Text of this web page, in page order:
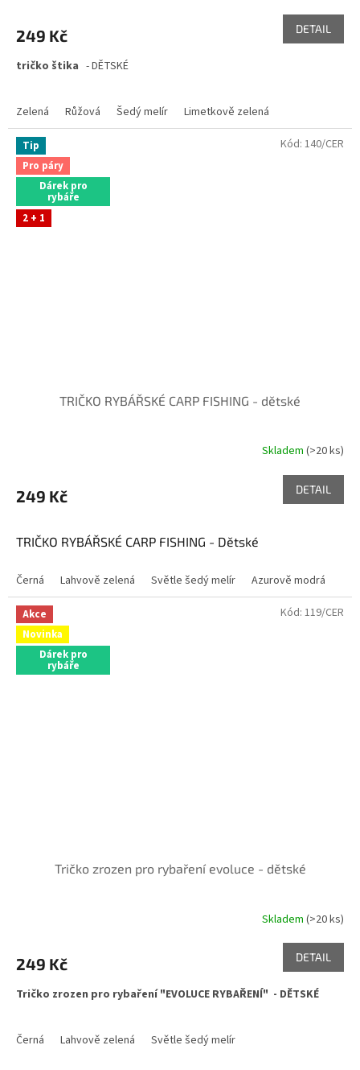
249 Kč DETAIL
tričko štika - DĚTSKÉ
Zelená Růžová Šedý melír Limetkově zelená
Tip
Pro páry
Dárek pro
rybáře
2 + 1
TRIČKO RYBÁŘSKÉ CARP FISHING - dětské
Skladem (>20 ks)
249 Kč DETAIL
TRIČKO RYBÁŘSKÉ CARP FISHING - Dětské
Černá Lahvově zelená Světle šedý melír Azurově modrá
Kód: 140/CER
Akce
Novinka
Dárek pro
rybáře
Tričko zrozen pro rybaření evoluce - dětské
Skladem (>20 ks)
249 Kč DETAIL
Tričko zrozen pro rybaření "EVOLUCE RYBAŘENÍ" - DĚTSKÉ
Černá Lahvově zelená Světle šedý melír
Kód: 119/CER